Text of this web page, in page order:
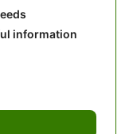
information